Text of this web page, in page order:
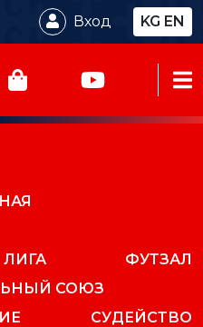
Вход KG EN
ФУТЗАЛ
СОЮЗ
СУДЕЙСТВО